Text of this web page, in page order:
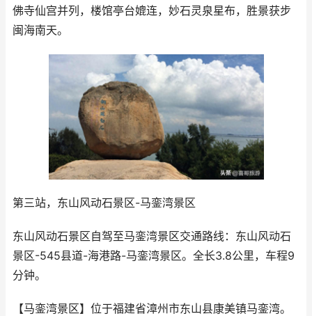
佛寺仙宫并列，楼馆亭台媲连，妙石灵泉星布，胜景获步
闽海南天。
第三站，东山风动石景区-马銮湾景区
东山风动石景区自驾至马銮湾景区交通路线：东山风动石
景区-545县道-海港路-马銮湾景区。全长3.8公里，车程9
分钟。
【马銮湾景区】位于福建省漳州市东山县康美镇马銮湾。